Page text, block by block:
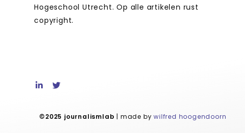
Hogeschool Utrecht. Op alle artikelen rust
copyright.
©2025 journalismlab | made bywilfred hoogendoorn